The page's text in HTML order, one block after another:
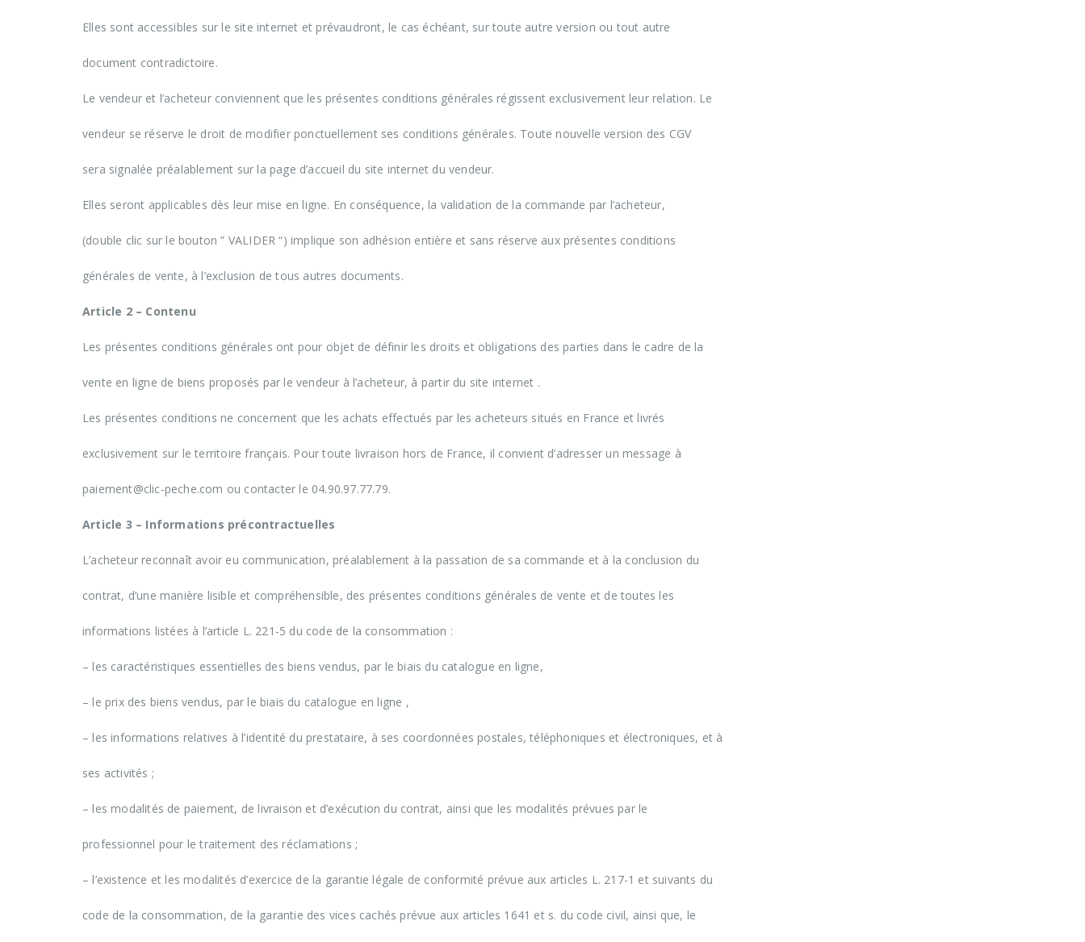
Elles sont accessibles sur le site internet et prévaudront, le cas échéant, sur toute autre version ou tout autre
document contradictoire.
Le vendeur et l’acheteur conviennent que les présentes conditions générales régissent exclusivement leur relation. Le
vendeur se réserve le droit de modifier ponctuellement ses conditions générales. Toute nouvelle version des CGV
sera signalée préalablement sur la page d’accueil du site internet du vendeur.
Elles seront applicables dès leur mise en ligne. En conséquence, la validation de la commande par l’acheteur,
(double clic sur le bouton ” VALIDER “) implique son adhésion entière et sans réserve aux présentes conditions
générales de vente, à l’exclusion de tous autres documents.
Article 2 – Contenu
Les présentes conditions générales ont pour objet de définir les droits et obligations des parties dans le cadre de la
vente en ligne de biens proposés par le vendeur à l’acheteur, à partir du site internet .
Les présentes conditions ne concernent que les achats effectués par les acheteurs situés en France et livrés
exclusivement sur le territoire français. Pour toute livraison hors de France, il convient d’adresser un message à
paiement@clic-peche.com ou contacter le 04.90.97.77.79.
Article 3 – Informations précontractuelles
L’acheteur reconnaît avoir eu communication, préalablement à la passation de sa commande et à la conclusion du
contrat, d’une manière lisible et compréhensible, des présentes conditions générales de vente et de toutes les
informations listées à l’article L. 221-5 du code de la consommation :
– les caractéristiques essentielles des biens vendus, par le biais du catalogue en ligne,
– le prix des biens vendus, par le biais du catalogue en ligne ,
– les informations relatives à l’identité du prestataire, à ses coordonnées postales, téléphoniques et électroniques, et à
ses activités ;
– les modalités de paiement, de livraison et d’exécution du contrat, ainsi que les modalités prévues par le
professionnel pour le traitement des réclamations ;
– l’existence et les modalités d’exercice de la garantie légale de conformité prévue aux articles L. 217-1 et suivants du
code de la consommation, de la garantie des vices cachés prévue aux articles 1641 et s. du code civil, ainsi que, le